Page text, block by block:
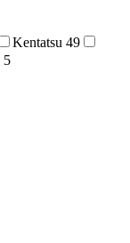
Kentatsu 49
5